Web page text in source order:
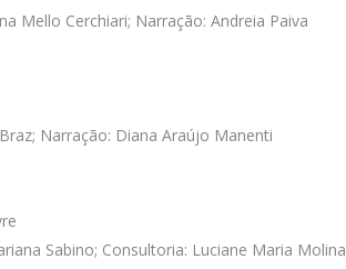
Mello Cerchiari; Narração: Andreia Paiva
Narração: Diana Araújo Manenti
Sabino; Consultoria: Luciane Maria Molina